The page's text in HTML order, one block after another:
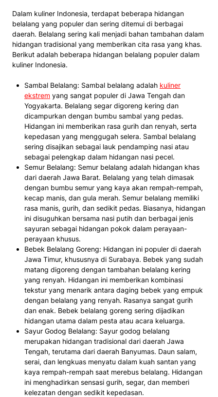
Dalam kuliner Indonesia, terdapat beberapa hidangan
belalang yang populer dan sering ditemui di berbagai
daerah. Belalang sering kali menjadi bahan tambahan dalam
hidangan tradisional yang memberikan cita rasa yang khas.
Berikut adalah beberapa hidangan belalang populer dalam
kuliner Indonesia.
Sambal Belalang: Sambal belalang adalah kuliner
ekstrem yang sangat populer di Jawa Tengah dan
Yogyakarta. Belalang segar digoreng kering dan
dicampurkan dengan bumbu sambal yang pedas.
Hidangan ini memberikan rasa gurih dan renyah, serta
kepedasan yang menggugah selera. Sambal belalang
sering disajikan sebagai lauk pendamping nasi atau
sebagai pelengkap dalam hidangan nasi pecel.
Semur Belalang: Semur belalang adalah hidangan khas
dari daerah Jawa Barat. Belalang yang telah dimasak
dengan bumbu semur yang kaya akan rempah-rempah,
kecap manis, dan gula merah. Semur belalang memiliki
rasa manis, gurih, dan sedikit pedas. Biasanya, hidangan
ini disuguhkan bersama nasi putih dan berbagai jenis
sayuran sebagai hidangan pokok dalam perayaan-
perayaan khusus.
Bebek Belalang Goreng: Hidangan ini populer di daerah
Jawa Timur, khususnya di Surabaya. Bebek yang sudah
matang digoreng dengan tambahan belalang kering
yang renyah. Hidangan ini memberikan kombinasi
tekstur yang menarik antara daging bebek yang empuk
dengan belalang yang renyah. Rasanya sangat gurih
dan enak. Bebek belalang goreng sering dijadikan
hidangan utama dalam pesta atau acara keluarga.
Sayur Godog Belalang: Sayur godog belalang
merupakan hidangan tradisional dari daerah Jawa
Tengah, terutama dari daerah Banyumas. Daun salam,
serai, dan lengkuas menyatu dalam kuah santan yang
kaya rempah-rempah saat merebus belalang. Hidangan
ini menghadirkan sensasi gurih, segar, dan memberi
kelezatan dengan sedikit kepedasan.